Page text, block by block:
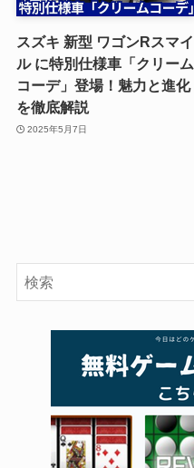
スズキ 新型 ワゴンRスマイ
ル に特別仕様車「クリーム
コーデ」登場！魅力と進化
を徹底解説
2025年5月7日